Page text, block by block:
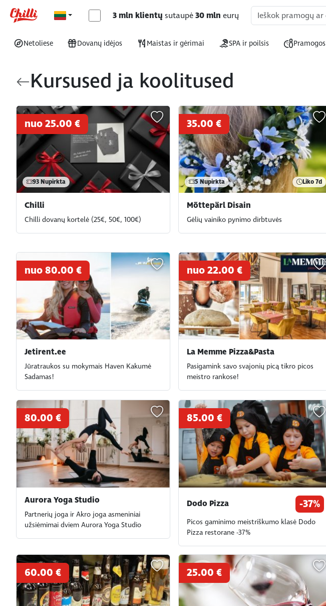
3 mln klientų sutaupė30 mln eurų
Netoliese Dovanų idėjos Maistas ir gėrimai SPA ir poilsis Pramogos
Kursused ja koolitused
nuo 25.00 €
93Nupirkta
Chilli
Chilli dovanų kortelė (25€, 50€, 100€)
35.00 €
5Nupirkta Liko7d
Mõttepärl Disain
Gėlių vainiko pynimo dirbtuvės
nuo 80.00 €
Jetirent.ee
Jūratraukos su mokymais Haven Kakumė
Sadamas!
nuo 22.00 €
La Memme Pizza&Pasta
Pasigamink savo svajonių picą tikro picos
meistro rankose!
80.00 €
Aurora Yoga Studio
Partnerių joga ir Akro joga asmeniniai
užsiėmimai dviem Aurora Yoga Studio
85.00 €
Dodo Pizza -37%
Picos gaminimo meistriškumo klasė Dodo
Pizza restorane -37%
60.00 € 25.00 €